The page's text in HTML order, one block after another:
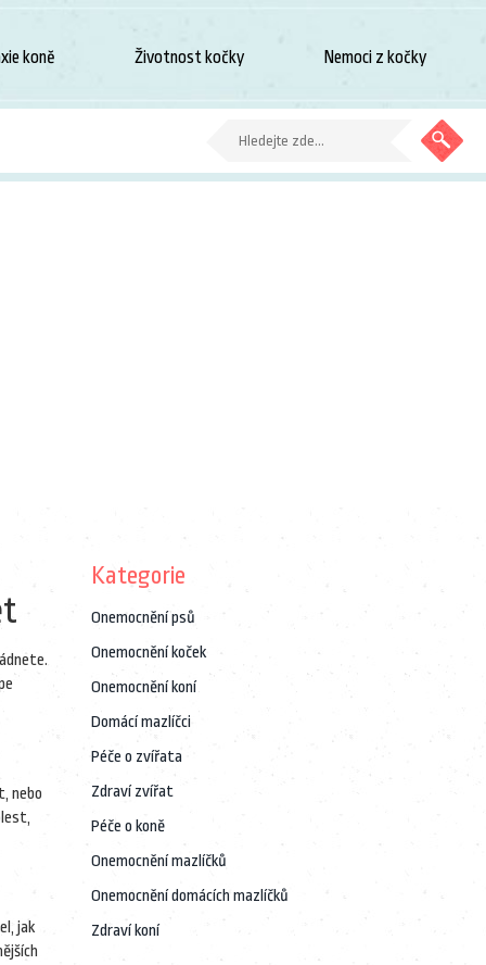
koně Životnost kočky Nemoci z kočky
nebo
jak
Kategorie
Onemocnění psů
Onemocnění koček
Onemocnění koní
Domácí mazlíčci
Péče o zvířata
Zdraví zvířat
Péče o koně
Onemocnění mazlíčků
Onemocnění domácích mazlíčků
Zdraví koní